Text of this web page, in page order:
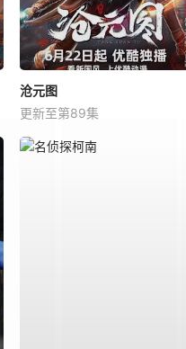
沧元图
更新至第89集